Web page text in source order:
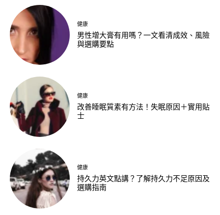
健康
男性增大膏有用嗎？一文看清成效、風險
與選購要點
健康
改善睡眠質素有方法！失眠原因＋實用貼
士
健康
持久力英文點講？了解持久力不足原因及
選購指南